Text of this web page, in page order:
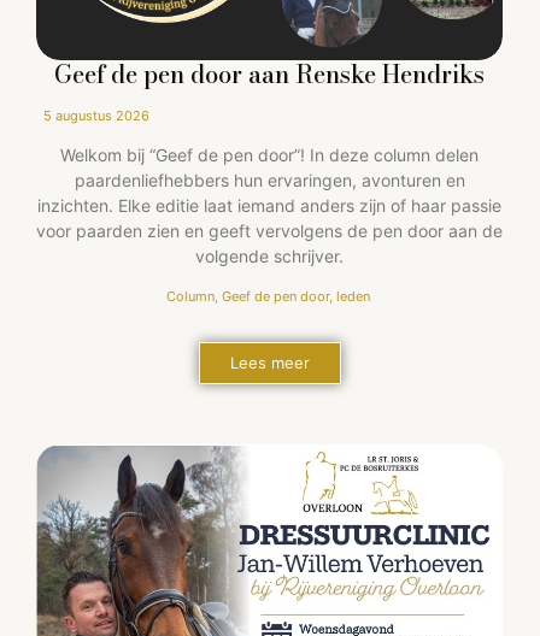
Geef de pen door aan Renske Hendriks
5 augustus 2026
Welkom bij “Geef de pen door”! In deze column delen
paardenliefhebbers hun ervaringen, avonturen en
inzichten. Elke editie laat iemand anders zijn of haar passie
voor paarden zien en geeft vervolgens de pen door aan de
volgende schrijver.
Column, Geef de pen door, leden
Lees meer